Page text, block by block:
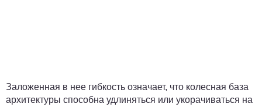
Заложенная в нее гибкость означает, что колесная база
архитектуры способна удлиняться или укорачиваться на